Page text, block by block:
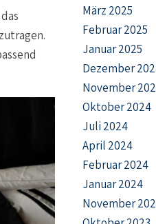
März 2025
Februar 2025
Januar 2025
Dezember
November
Oktober 2024
Juli 2024
April 2024
Februar 2024
Januar 2024
November